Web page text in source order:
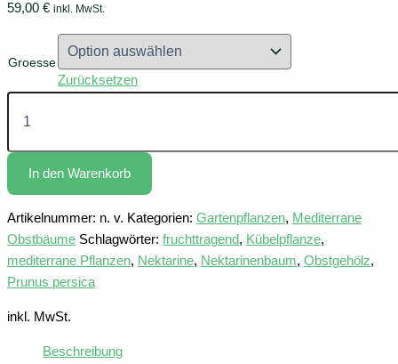
59,00 € inkl. MwSt.
Groesse
Zurücksetzen
Prunus
persica
Menge
In den Warenkorb
Artikelnummer: n. v. Kategorien: Gartenpflanzen, Mediterrane
Obstbäume Schlagwörter: fruchttragend, Kübelpflanze,
mediterrane Pflanzen, Nektarine, Nektarinenbaum, Obstgehölz,
Prunus persica
inkl. MwSt.
Beschreibung